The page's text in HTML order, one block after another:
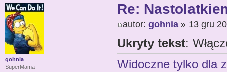
Re:
autor: gohnia» 13 gru
Ukryty tekst:
Widoczne tylko dla
gohnia
SuperMama